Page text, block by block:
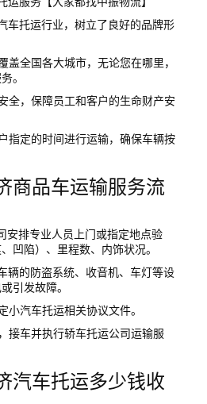
车托运行业，树立了良好的品牌形
盖全国各大城市，无论您在哪里，
。
全，保障员工和客户的生命财产安
指定的时间进行运输，确保车辆按
商品车运输服务流
安排专业人员上门或指定地点验
凹陷）、里程数、内饰状况。
辆的防盗系统、收音机、车灯等设
引发故障。
小汽车托运相关协议文件。
接车并执行轿车托运公司运输服
汽车托运多少钱收